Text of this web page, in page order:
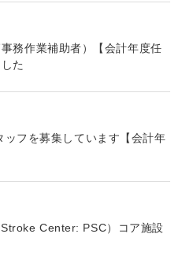
務作業補助者）【会計年度任
た
ッフを募集しています【会計年
Center: PSC）コア施設